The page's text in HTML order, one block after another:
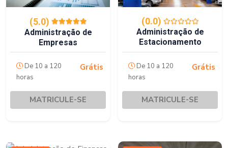
(5.0)
Administração de
Empresas
De 10 a 120
horas
Grátis
MATRICULE-SE
(0.0)
Administração de
Estacionamento
De 10 a 120
horas
Grátis
MATRICULE-SE